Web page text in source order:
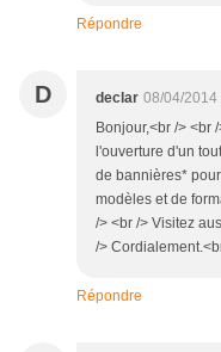
Répondre
D declar 08/04/2014
Bonjour,<br /> <br
l'ouverture d'un
de bannières*
modèles et de
/> <br /> Visitez
/>
Répondre